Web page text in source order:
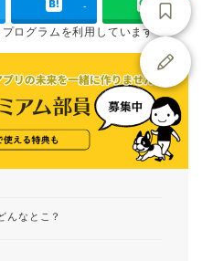
-
ログラムを利用しています
んなとこ？